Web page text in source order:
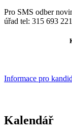
Pro SMS odber
úřad tel: 315 693
Informace pro
Kalendář